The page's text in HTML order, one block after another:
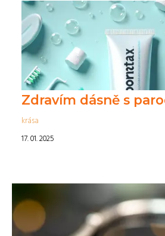
Zdravím dásně s
krása
17. 01. 2025